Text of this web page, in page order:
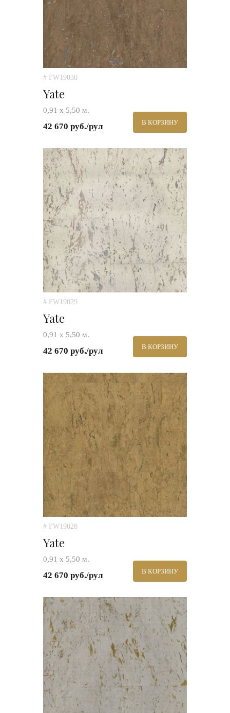
# FW19030
Yate
0,91 х 5,50 м.
42 670 руб./рул В КОРЗИНУ
# FW19029
Yate
0,91 х 5,50 м.
42 670 руб./рул В КОРЗИНУ
# FW19028
Yate
0,91 х 5,50 м.
42 670 руб./рул В КОРЗИНУ